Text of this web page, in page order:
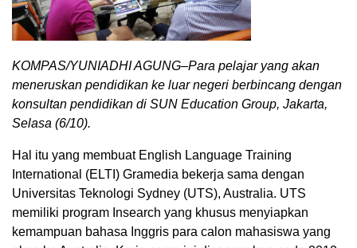
KOMPAS/YUNIADHI AGUNG–Para pelajar yang akan
meneruskan pendidikan ke luar negeri berbincang dengan
konsultan pendidikan di SUN Education Group, Jakarta,
Selasa (6/10).
Hal itu yang membuat English Language Training
International (ELTI) Gramedia bekerja sama dengan
Universitas Teknologi Sydney (UTS), Australia. UTS
memiliki program Insearch yang khusus menyiapkan
kemampuan bahasa Inggris para calon mahasiswa yang